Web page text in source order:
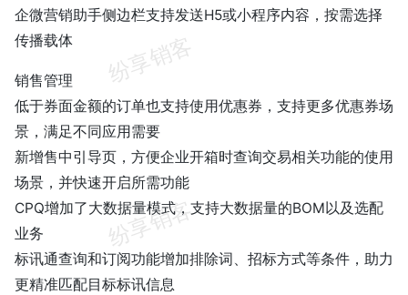
企微营销助手侧边栏支持发送H5或小程序内容，按需选择
传播载体
销售管理
低于券面金额的订单也支持使用优惠券，支持更多优惠券场
景，满足不同应用需要
新增售中引导页，方便企业开箱时查询交易相关功能的使用
场景，并快速开启所需功能
CPQ增加了大数据量模式，支持大数据量的BOM以及选配
业务
标讯通查询和订阅功能增加排除词、招标方式等条件，助力
更精准匹配目标标讯信息